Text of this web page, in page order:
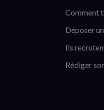
Comment
Déposer
Ils
Rédiger